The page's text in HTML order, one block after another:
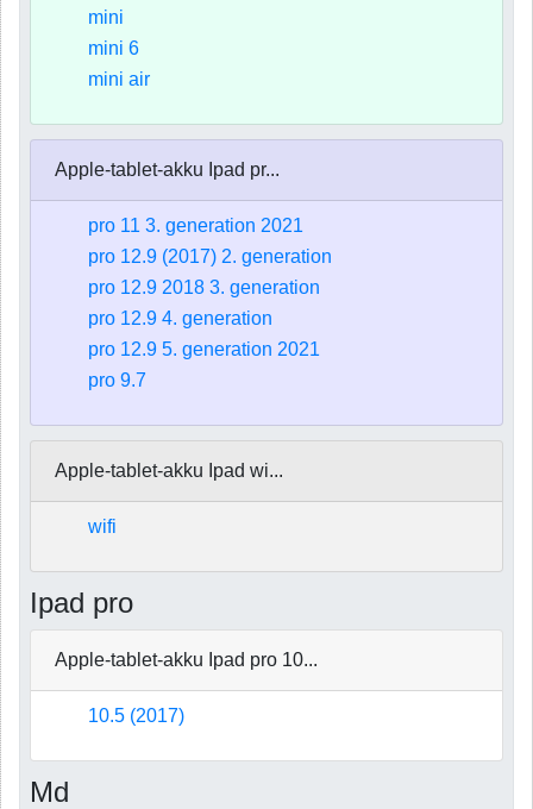
mini
mini 6
mini air
Apple-tablet-akku Ipad pr...
pro 11 3. generation 2021
pro 12.9 (2017) 2. generation
pro 12.9 2018 3. generation
pro 12.9 4. generation
pro 12.9 5. generation 2021
pro 9.7
Apple-tablet-akku Ipad wi...
wifi
Ipad pro
Apple-tablet-akku Ipad pro 10...
10.5 (2017)
Md